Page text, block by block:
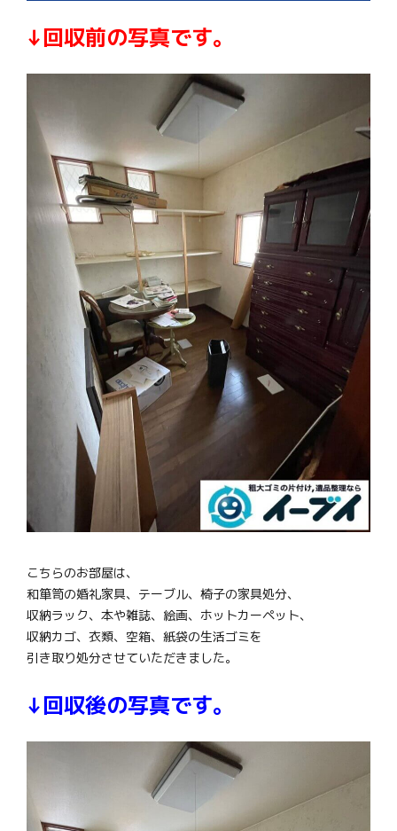
↓回収前の写真です。
こちらのお部屋は、
和箪笥の婚礼家具、テーブル、椅子の家具処分、
収納ラック、本や雑誌、絵画、ホットカーペット、
収納カゴ、衣類、空箱、紙袋の生活ゴミを
引き取り処分させていただきました。
↓回収後の写真です。